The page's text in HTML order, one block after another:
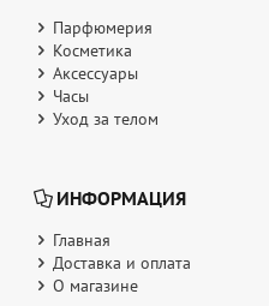
Парфюмерия
Косметика
Аксессуары
Часы
Уход за телом
ИНФОРМАЦИЯ
Главная
Доставка и оплата
О магазине